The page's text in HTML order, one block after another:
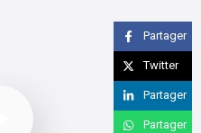
Partager
Twitter
Partager
Partager